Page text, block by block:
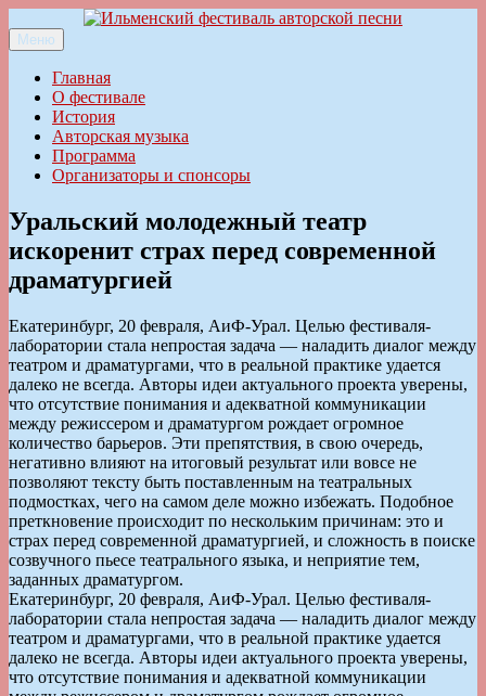
к
содержимому
Ильменский фестиваль авторской песни
Меню
Главная
О фестивале
История
Авторская музыка
Программа
Организаторы и спонсоры
Уральский молодежный театр
искоренит страх перед современной
драматургией
Екатеринбург, 20 февраля, АиФ-Урал. Целью фестиваля-
лаборатории стала непростая задача — наладить диалог между
театром и драматургами, что в реальной практике удается
далеко не всегда. Авторы идеи актуального проекта уверены,
что отсутствие понимания и адекватной коммуникации
между режиссером и драматургом рождает огромное
количество барьеров. Эти препятствия, в свою очередь,
негативно влияют на итоговый результат или вовсе не
позволяют тексту быть поставленным на театральных
подмостках, чего на самом деле можно избежать. Подобное
преткновение происходит по нескольким причинам: это и
страх перед современной драматургией, и сложность в поиске
созвучного пьесе театрального языка, и неприятие тем,
заданных драматургом.
Екатеринбург, 20 февраля, АиФ-Урал. Целью фестиваля-
лаборатории стала непростая задача — наладить диалог между
театром и драматургами, что в реальной практике удается
далеко не всегда. Авторы идеи актуального проекта уверены,
что отсутствие понимания и адекватной коммуникации